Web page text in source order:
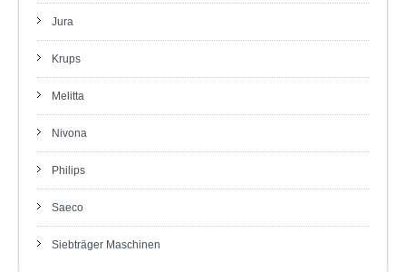
Jura
Krups
Melitta
Nivona
Philips
Saeco
Siebträger Maschinen